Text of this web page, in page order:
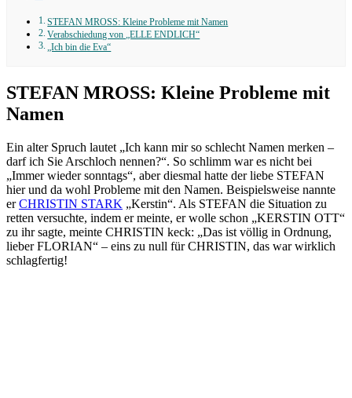
STEFAN MROSS: Kleine Probleme mit Namen
Verabschiedung von „ELLE ENDLICH“
„Ich bin die Eva“
STEFAN MROSS: Kleine Probleme mit
Namen
Ein alter Spruch lautet „Ich kann mir so schlecht Namen merken –
darf ich Sie Arschloch nennen?“. So schlimm war es nicht bei
„Immer wieder sonntags“, aber diesmal hatte der liebe STEFAN
hier und da wohl Probleme mit den Namen. Beispielsweise nannte
erCHRISTIN STARK „Kerstin“. Als STEFAN die Situation zu
retten versuchte, indem er meinte, er wolle schon „KERSTIN OTT“
zu ihr sagte, meinte CHRISTIN keck: „Das ist völlig in Ordnung,
lieber FLORIAN“ – eins zu null für CHRISTIN, das war wirklich
schlagfertig!